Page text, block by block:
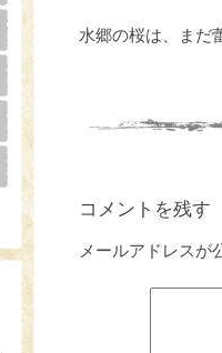
水郷の桜は、まだ
コメントを残す
メールアドレスが